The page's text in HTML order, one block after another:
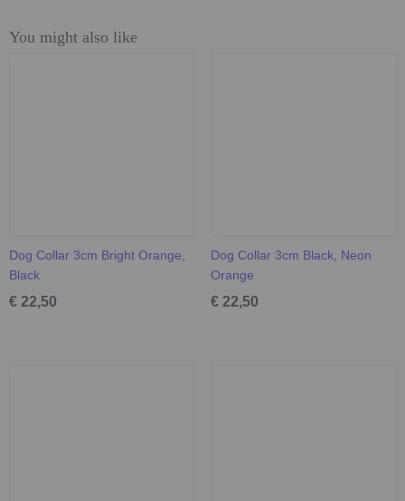
You might also like
Dog Collar 3cm Bright Orange,
Black
€ 22,50
Dog Collar 3cm Black, Neon
Orange
€ 22,50